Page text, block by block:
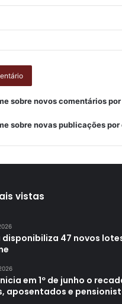
sobre novos comentários
sobre novas publicações por
vistas
47 novos
em 1º de junho o
aposentados e